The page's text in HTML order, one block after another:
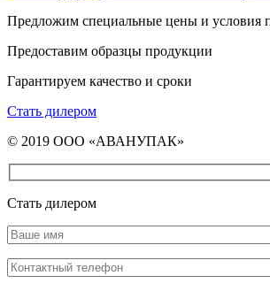
Предложим специальные цены и условия
Предоставим образцы продукции
Гарантируем качество и сроки
Стать дилером
© 2019 ООО «АВАНУПАК»
Стать дилером